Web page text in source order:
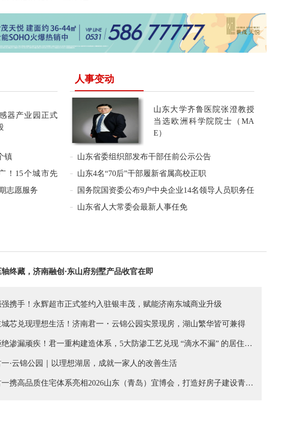
器产业园正式
镇
！15个城市先
点启动
志愿服务
人事变动
山东大学齐鲁医院张澄教授
当选欧洲科学院院士（MA
E）
山东省委组织部发布干部任前公示公告
山东4名“70后”干部履新省属高校正职
国务院国资委公布9户中央企业14名领导人员职务任
免
山东省人大常委会最新人事任免
轴终藏，济南融创·东山府别墅产品收官在即
强携手！永辉超市正式签约入驻银丰茂，赋能济南东城商业升级
城芯兑现理想生活！济南君一・云锦公园实景现房，湖山繁华皆可兼得
绝渗漏顽疾！君一重构建造体系，5大防渗工艺兑现 “滴水不漏” 的居住承
一·云锦公园｜以理想湖居，成就一家人的改善生活
一携高品质住宅体系亮相2026山东（青岛）宜博会，打造好房子建设青岛